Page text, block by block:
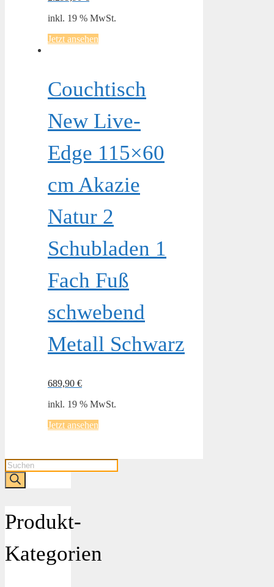
inkl. 19 % MwSt.
Jetzt ansehen
Couchtisch
New Live-
Edge 115×60
cm Akazie
Natur 2
Schubladen 1
Fach Fuß
schwebend
Metall Schwarz
689,90 €
inkl. 19 % MwSt.
Jetzt ansehen
Products
search
Produkt-
Kategorien